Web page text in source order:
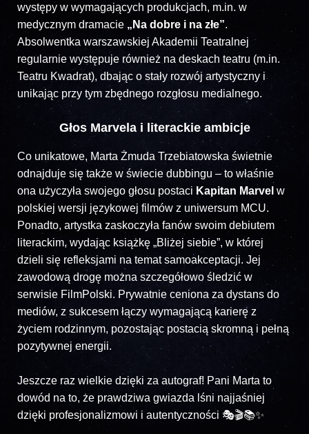
występy w wymagających produkcjach, m.in. w
medycznym dramacie„Na dobre i na złe”.
Absolwentka warszawskiej Akademii Teatralnej
regularnie występuje również na deskach teatru (m.in.
Teatru Kwadrat), dbając o stały rozwój artystyczny i
unikając przy tym zbędnego rozgłosu medialnego.
Głos Marvela i literackie ambicje
Co unikatowe, Marta Żmuda Trzebiatowska świetnie
odnajduje się także w świecie dubbingu – to właśnie
ona użyczyła swojego głosu postaci Kapitan Marvel w
polskiej wersji językowej filmów z uniwersum MCU.
Ponadto, artystka zaskoczyła fanów swoim debiutem
literackim, wydając książkę „Bliżej siebie”, w której
dzieli się refleksjami na temat samoakceptacji. Jej
zawodową drogę można szczegółowo śledzić w
serwisie FilmPolski. Prywatnie ceniona za dystans do
mediów, z sukcesem łączy wymagającą karierę z
życiem rodzinnym, pozostając postacią skromną i pełną
pozytywnej energii.
Jeszcze raz wielkie dzięki za autograf! Pani Marta to
dowód na to, że prawdziwa gwiazda lśni najjaśniej
dzięki profesjonalizmowi i autentyczności 🎭🎬📚✨